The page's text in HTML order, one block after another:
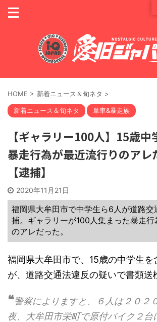
HOME > 新着ニュース＆旬ネタ >
新着ニュース＆旬ネタ 単車&暴走族
【ギャラリー100人】15歳中
暴走行為が最近流行りのア
【逮捕】
2020年11月21日
福岡県大牟田市で中学生ら6人が道路交
捕。ギャラリーが100人集まった暴走行
のアレだった。
福岡県大牟田市で、15歳の中学生を
が、道路交通法違反の疑いで書類送
❝警察によりますと、６人は２０２
夜、大牟田市栄町で原付バイク２台